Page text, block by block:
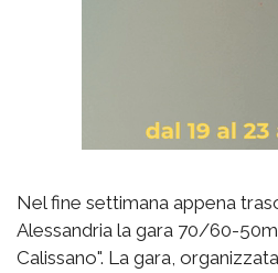
Nel fine settimana appena
Alessandria la gara 70/60-
Calissano". La gara,